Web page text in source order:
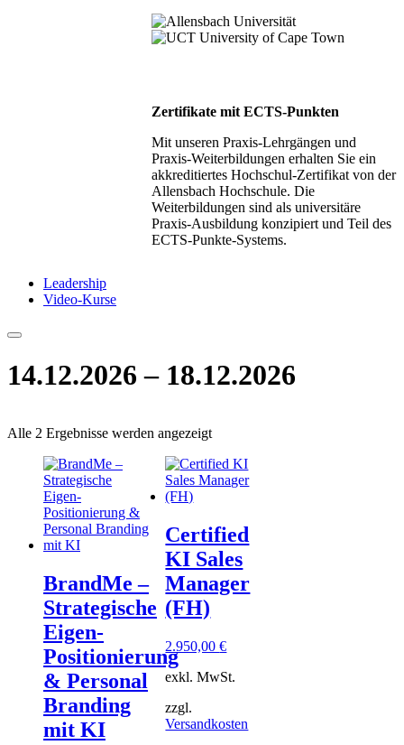
Zertifikate mit ECTS-Punkten
Mit unseren Praxis-Lehrgängen und
Praxis-Weiterbildungen erhalten Sie ein
akkreditiertes Hochschul-Zertifikat von der
Allensbach Hochschule. Die
Weiterbildungen sind als universitäre
Praxis-Ausbildung konzipiert und Teil des
ECTS-Punkte-Systems.
Leadership
Video-Kurse
14.12.2026 – 18.12.2026
Alle 2 Ergebnisse werden angezeigt
BrandMe –
Strategische
Eigen-
Positionierung
& Personal
Branding
mit KI
Certified
KI Sales
Manager
(FH)
2.950,00€
exkl. MwSt.
zzgl.
Versandkosten